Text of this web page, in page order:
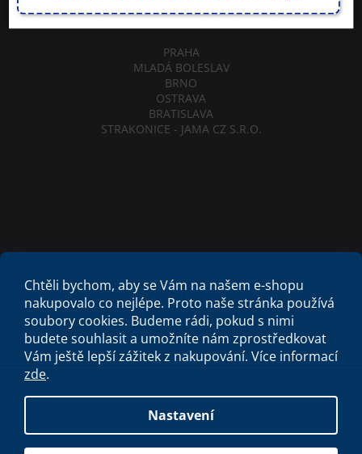
Chtěli bychom, aby se Vám na našem e-shopu
nakupovalo co nejlépe. Proto naše stránka používá
soubory cookies. Budeme rádi, pokud s nimi
budete souhlasit a umožníte nám zprostředkovat
Vám ještě lepší zážitek z nakupování. Více informací
zde.
Nastavení
NAŠE SHOWROOMY
PRAHA
MLADÁ BOLESLAV
BRNO
OSTRAVA
BRATISLAVA
STRAKONICE - JAMA CZ S.R.O.
Obchodní podmínky
Etický kodex
Criminal Compliance Program
Zásady cookies
Vytvořil Shoptet